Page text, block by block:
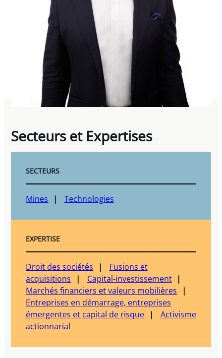
Secteurs et Expertises
SECTEURS
Mines Technologies
EXPERTISE
Droit des sociétés
Fusions et
acquisitions
Capital-investissement
Marchés financiers et valeurs mobilières
Entreprises en démarrage, entreprises
émergentes et capital de risque
Activisme
actionnarial